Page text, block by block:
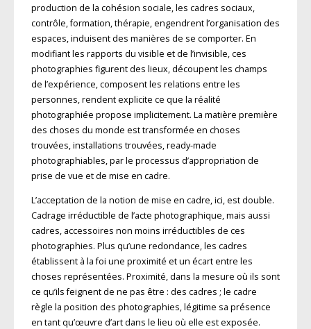
production de la cohésion sociale, les cadres sociaux,
contrôle, formation, thérapie, engendrent l’organisation des
espaces, induisent des manières de se comporter. En
modifiant les rapports du visible et de l’invisible, ces
photographies figurent des lieux, découpent les champs
de l’expérience, composent les relations entre les
personnes, rendent explicite ce que la réalité
photographiée propose implicitement. La matière première
des choses du monde est transformée en choses
trouvées, installations trouvées, ready-made
photographiables, par le processus d’appropriation de
prise de vue et de mise en cadre.
L’acceptation de la notion de mise en cadre, ici, est double.
Cadrage irréductible de l’acte photographique, mais aussi
cadres, accessoires non moins irréductibles de ces
photographies. Plus qu’une redondance, les cadres
établissent à la foi une proximité et un écart entre les
choses représentées. Proximité, dans la mesure où ils sont
ce qu’ils feignent de ne pas être : des cadres ; le cadre
règle la position des photographies, légitime sa présence
en tant qu’œuvre d’art dans le lieu où elle est exposée.